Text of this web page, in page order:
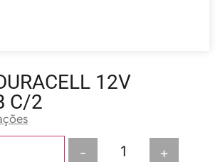
12V
C/2
- +